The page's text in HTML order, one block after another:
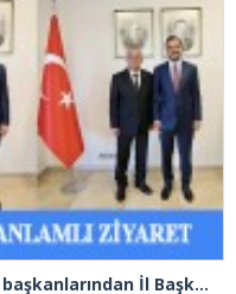
AK Parti’ye katılan ilçe belediye başkanlarından İl Başkanı Özdemir’e ziyaret